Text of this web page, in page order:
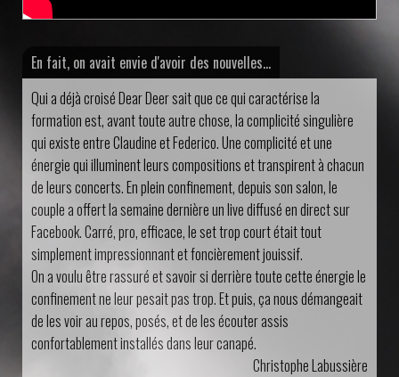
En fait, on avait envie d'avoir des nouvelles...
Qui a déjà croisé Dear Deer sait que ce qui caractérise la
formation est, avant toute autre chose, la complicité singulière
qui existe entre Claudine et Federico. Une complicité et une
énergie qui illuminent leurs compositions et transpirent à chacun
de leurs concerts. En plein confinement, depuis son salon, le
couple a offert la semaine dernière un live diffusé en direct sur
Facebook. Carré, pro, efficace, le set trop court était tout
simplement impressionnant et foncièrement jouissif.
On a voulu être rassuré et savoir si derrière toute cette énergie le
confinement ne leur pesait pas trop. Et puis, ça nous démangeait
de les voir au repos, posés, et de les écouter assis
confortablement installés dans leur canapé.
Christophe Labussière